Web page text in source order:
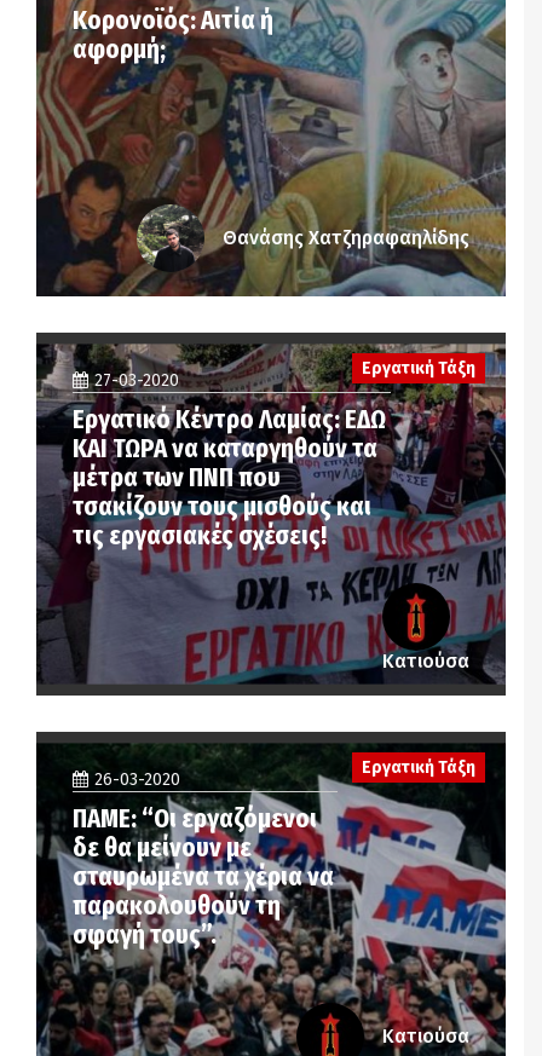
Κορονοϊός: Αιτία ή
αφορμή;
Θανάσης Χατζηραφαηλίδης
Εργατική Τάξη
27-03-2020
Εργατικό Κέντρο Λαμίας: ΕΔΩ
ΚΑΙ ΤΩΡΑ να καταργηθούν τα
μέτρα των ΠΝΠ που
τσακίζουν τους μισθούς και
τις εργασιακές σχέσεις!
Κατιούσα
26-03-2020
ΠΑΜΕ: “Οι εργαζόμενοι
δε θα μείνουν με
σταυρωμένα τα χέρια να
παρακολουθούν τη
σφαγή τους”.
Εργατική Τάξη
Κατιούσα